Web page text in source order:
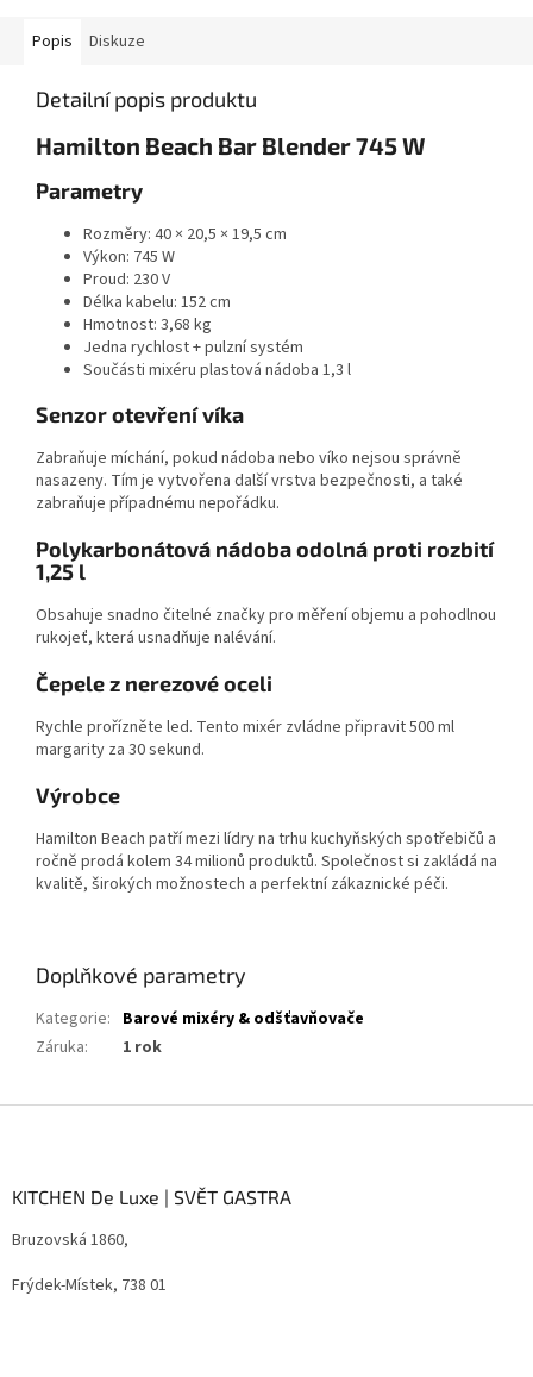
Popis Diskuze
Detailní popis produktu
Hamilton Beach Bar Blender 745 W
Parametry
Rozměry: 40 × 20,5 × 19,5 cm
Výkon: 745 W
Proud: 230 V
Délka kabelu: 152 cm
Hmotnost: 3,68 kg
Jedna rychlost + pulzní systém
Součásti mixéru plastová nádoba 1,3 l
Senzor otevření víka
Zabraňuje míchání, pokud nádoba nebo víko nejsou správně
nasazeny. Tím je vytvořena další vrstva bezpečnosti, a také
zabraňuje případnému nepořádku.
Polykarbonátová nádoba odolná proti rozbití
1,25 l
Obsahuje snadno čitelné značky pro měření objemu a pohodlnou
rukojeť, která usnadňuje nalévání.
Čepele z nerezové oceli
Rychle prořízněte led. Tento mixér zvládne připravit 500 ml
margarity za 30 sekund.
Výrobce
Hamilton Beach patří mezi lídry na trhu kuchyňských spotřebičů a
ročně prodá kolem 34 milionů produktů. Společnost si zakládá na
kvalitě, širokých možnostech a perfektní zákaznické péči.
Doplňkové parametry
Kategorie: Barové mixéry & odšťavňovače
Záruka: 1 rok
KITCHEN De Luxe | SVĚT GASTRA
Bruzovská 1860,
Frýdek-Místek, 738 01